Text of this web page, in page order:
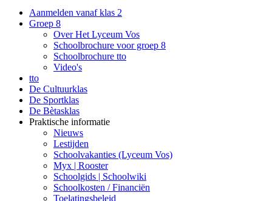
Aanmelden vanaf klas 2
Groep 8
Over Het Lyceum Vos
Schoolbrochure voor groep 8
Schoolbrochure tto
Video's
tto
De Cultuurklas
De Sportklas
De Bètasklas
Praktische informatie
Nieuws
Lestijden
Schoolvakanties (Lyceum Vos)
Myx | Rooster
Schoolgids | Schoolwiki
Schoolkosten / Financiën
Toelatingsbeleid